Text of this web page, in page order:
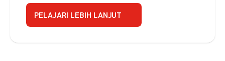
PELAJARI LEBIH LANJUT